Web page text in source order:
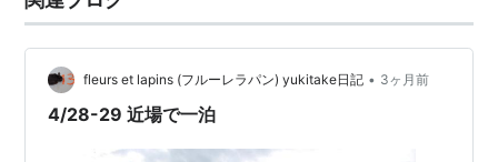
fleurs et lapins (フルーレラパン) yukitake日記 • 3ヶ月前
4/28-29 近場で一泊